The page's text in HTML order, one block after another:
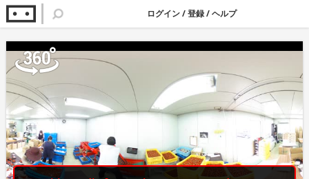
ログイン/登録/ヘルプ